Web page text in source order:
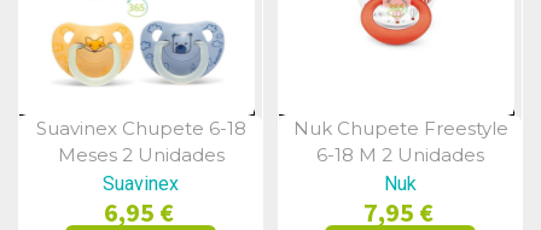
Vista Rápida
Suavinex Chupete 6-18
Meses 2 Unidades
Suavinex
6,95 €
Vista Rápida
Nuk Chupete Freestyle
6-18 M 2 Unidades
Nuk
7,95 €